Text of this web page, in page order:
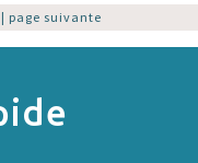
| page suivante